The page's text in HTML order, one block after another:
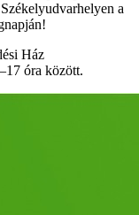
a
Ház
óra között.